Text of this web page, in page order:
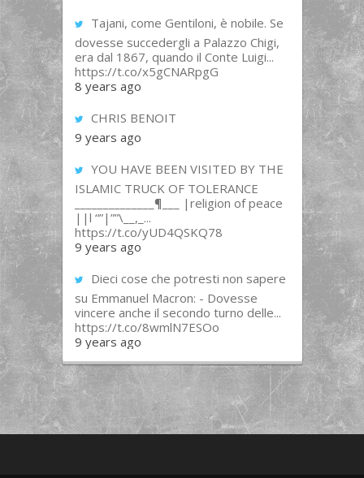
Tajani, come Gentiloni, è nobile. Se
dovesse succedergli a Palazzo Chigi,
era dal 1867, quando il Conte Luigi...
https://t.co/x5gCNARpgG
8 years ago
CHRIS BENOIT
9 years ago
YOU HAVE BEEN VISITED BY THE
ISLAMIC TRUCK OF TOLERANCE
______________¶___ |religion of peace
||l “”|””\__,_...
https://t.co/yUD4QSKQ78
9 years ago
Dieci cose che potresti non sapere
su Emmanuel Macron: - Dovesse
vincere anche il secondo turno delle...
https://t.co/8wmlN7ESOo
9 years ago